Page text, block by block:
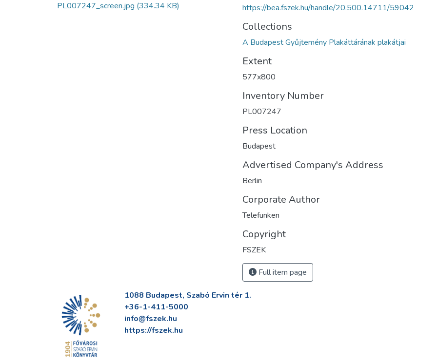
PL007247_screen.jpg (334.34 KB) https://bea.fszek.hu/handle/20.500.14711/59042
Collections
A Budapest Gyűjtemény Plakáttárának plakátjai
Extent
577x800
Inventory Number
PL007247
Press Location
Budapest
Advertised Company's Address
Berlin
Corporate Author
Telefunken
Copyright
FSZEK
Full item page
1088 Budapest, Szabó Ervin tér 1.
+36-1-411-5000
info@fszek.hu
https://fszek.hu